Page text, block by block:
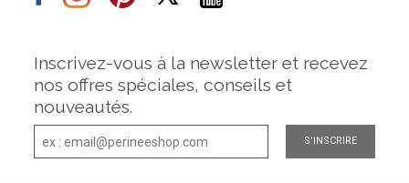
Inscrivez-vous à la newsletter et recevez
nos offres spéciales, conseils et
nouveautés.
S'INSCRIRE